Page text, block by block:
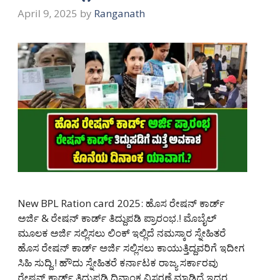
April 9, 2025 by Ranganath
New BPL Ration card 2025: ಹೊಸ ರೇಷನ್ ಕಾರ್ಡ್
ಅರ್ಜಿ & ರೇಷನ್ ಕಾರ್ಡ್ ತಿದ್ದುಪಡಿ ಪ್ರಾರಂಭ.! ಮೊಬೈಲ್
ಮೂಲಕ ಅರ್ಜಿ ಸಲ್ಲಿಸಲು ಲಿಂಕ್ ಇಲ್ಲಿದೆ ನಮಸ್ಕಾರ ಸ್ನೇಹಿತರೆ
ಹೊಸ ರೇಷನ್ ಕಾರ್ಡ್ ಅರ್ಜಿ ಸಲ್ಲಿಸಲು ಕಾಯುತ್ತಿದ್ದವರಿಗೆ ಇದೀಗ
ಸಿಹಿ ಸುದ್ದಿ.! ಹೌದು ಸ್ನೇಹಿತರೆ ಕರ್ನಾಟಕ ರಾಜ್ಯ ಸರ್ಕಾರವು